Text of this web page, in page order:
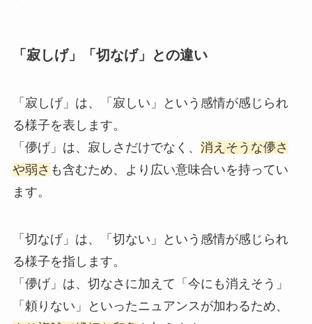
「寂しげ」「切なげ」との違い
「寂しげ」は、「寂しい」という感情が感じられ
る様子を表します。
「儚げ」は、寂しさだけでなく、 消えそうな儚さ
や弱さ も含むため、より広い意味合いを持ってい
ます。
「切なげ」は、「切ない」という感情が感じられ
る様子を指します。
「儚げ」は、切なさに加えて「今にも消えそう」
「頼りない」といったニュアンスが加わるため、